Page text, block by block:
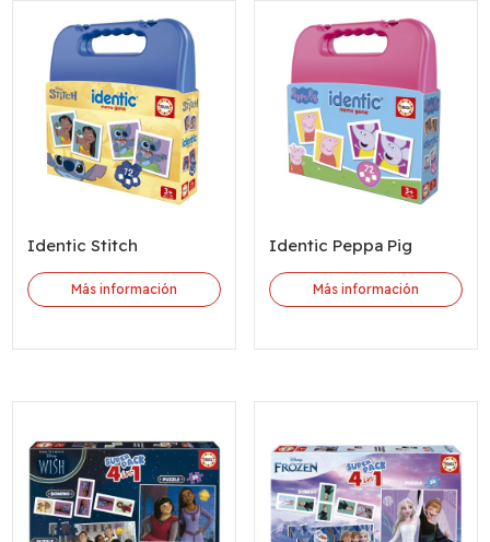
Identic Stitch
Más información
Identic Peppa Pig
Más información